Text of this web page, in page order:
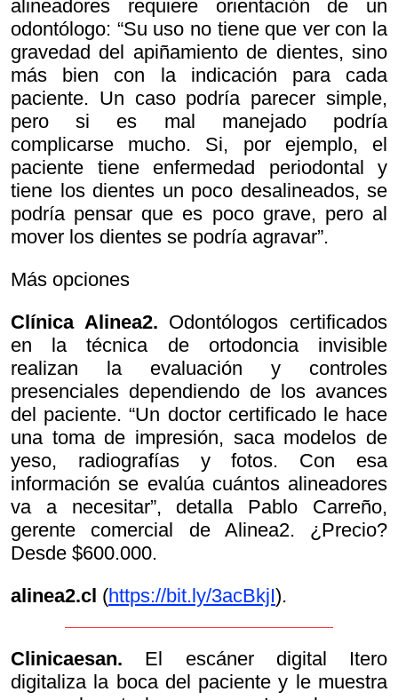
alineadores requiere orientación de un
odontólogo: “Su uso no tiene que ver con la
gravedad del apiñamiento de dientes, sino
más bien con la indicación para cada
paciente. Un caso podría parecer simple,
pero si es mal manejado podría
complicarse mucho. Si, por ejemplo, el
paciente tiene enfermedad periodontal y
tiene los dientes un poco desalineados, se
podría pensar que es poco grave, pero al
mover los dientes se podría agravar”.
Más opciones
Clínica Alinea2. Odontólogos certificados
en la técnica de ortodoncia invisible
realizan la evaluación y controles
presenciales dependiendo de los avances
del paciente. “Un doctor certificado le hace
una toma de impresión, saca modelos de
yeso, radiografías y fotos. Con esa
información se evalúa cuántos alineadores
va a necesitar”, detalla Pablo Carreño,
gerente comercial de Alinea2. ¿Precio?
Desde $600.000.
alinea2.cl (https://bit.ly/3acBkjI).
Clinicaesan. El escáner digital Itero
digitaliza la boca del paciente y le muestra